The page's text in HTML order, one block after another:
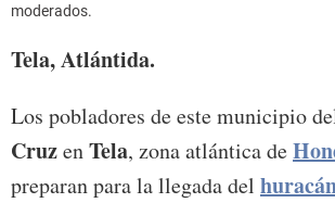
moderados.
Tela, Atlántida.
Los pobladores de este municipio
CruzenTela, zona atlántica de
preparan para la llegada del